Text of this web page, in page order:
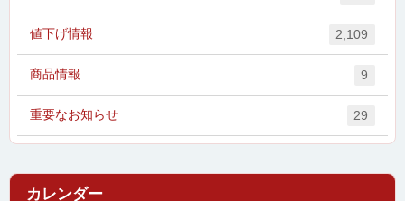
値下げ情報 2,109
商品情報 9
重要なお知らせ 29